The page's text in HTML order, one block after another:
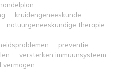
kruidengeneeskunde
natuurgeneeskundige therapie
preventie
versterken immuunsysteem
vermogen